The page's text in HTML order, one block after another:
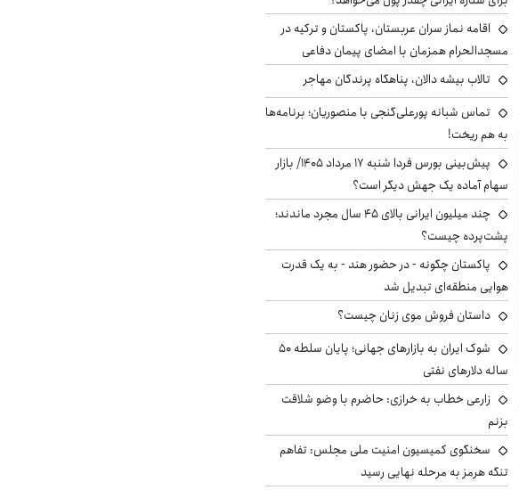
اقامه نماز سران عربستان، پاکستان و ترکیه در
مسجدالحرام همزمان با امضای پیمان دفاعی
تالاب بیشه دالان، پناهگاه پرندگان مهاجر
تماس شبانه پورعلی‌گنجی با منصوریان؛ برنامه‌ها
به هم ریخت!
پیش‌بینی بورس فردا شنبه ۱۷ مرداد ۱۴۰۵/ بازار
سهام آماده یک جهش دیگر است؟
چند میلیون ایرانی بالای ۴۵ سال مجرد ماندند؛
پشت‌پرده چیست؟
پاکستان چگونه - در حضور هند - به یک قدرت
هوایی منطقه‌ای تبدیل شد
داستان فروش موی زنان چیست؟
شوک ایران به بازارهای جهانی؛ پایان سلطه ۵۰
ساله دلارهای نفتی
زارعی خطاب به خرازی: حاضرم با وضو شلاقت
بزنم
سخنگوی کمیسیون امنیت ملی مجلس: تفاهم
تنگه هرمز به مرحله نهایی رسید